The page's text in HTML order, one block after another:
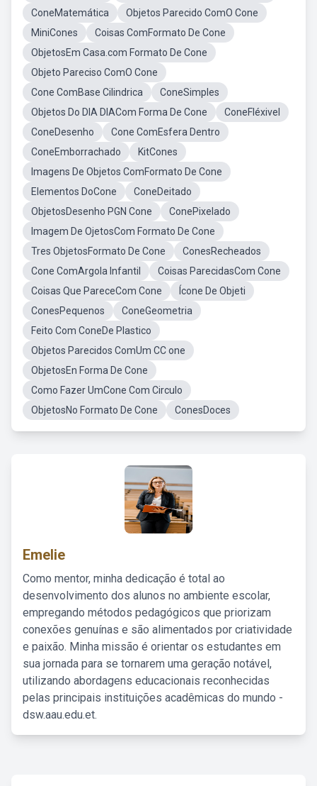
ConeMatemática
Objetos Parecido ComO Cone
MiniCones
Coisas ComFormato De Cone
ObjetosEm Casa.com Formato De Cone
Objeto Pareciso ComO Cone
Cone ComBase Cilindrica
ConeSimples
Objetos Do DIA DIACom Forma De Cone
ConeFléxivel
ConeDesenho
Cone ComEsfera Dentro
ConeEmborrachado
KitCones
Imagens De Objetos ComFormato De Cone
Elementos DoCone
ConeDeitado
ObjetosDesenho PGN Cone
ConePixelado
Imagem De OjetosCom Formato De Cone
Tres ObjetosFormato De Cone
ConesRecheados
Cone ComArgola Infantil
Coisas ParecidasCom Cone
Coisas Que PareceCom Cone
Ícone De Objeti
ConesPequenos
ConeGeometria
Feito Com ConeDe Plastico
Objetos Parecidos ComUm CC one
ObjetosEn Forma De Cone
Como Fazer UmCone Com Circulo
ObjetosNo Formato De Cone
ConesDoces
Emelie
Como mentor, minha dedicação é total ao
desenvolvimento dos alunos no ambiente escolar,
empregando métodos pedagógicos que priorizam
conexões genuínas e são alimentados por criatividade
e paixão. Minha missão é orientar os estudantes em
sua jornada para se tornarem uma geração notável,
utilizando abordagens educacionais reconhecidas
pelas principais instituições acadêmicas do mundo -
dsw.aau.edu.et.